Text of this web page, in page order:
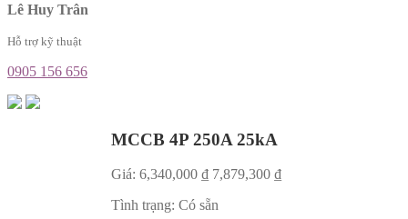
Lê Huy Trân
Hỗ trợ kỹ thuật
0905 156 656
MCCB 4P 250A 25kA
Giá: 6,340,000 ₫ 7,879,300 ₫
Tình trạng: Có sẵn